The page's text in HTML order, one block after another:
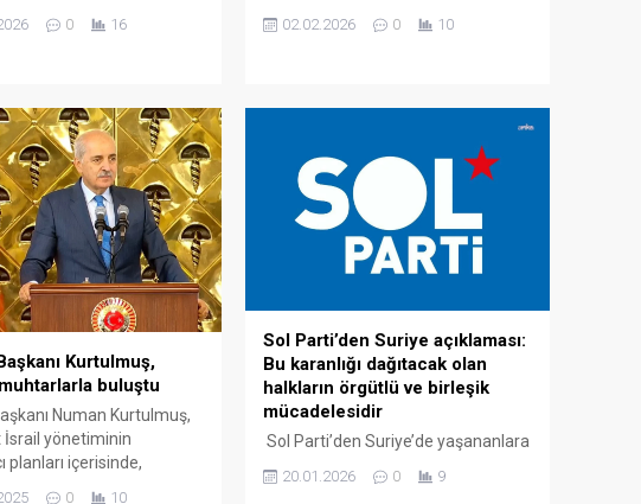
Dışişleri Bakanlığı’nın
İmar ve Kalkınma
Başkanı Odile
Ankara’da kabul
0 16
kaybedenler için afetin 3. yıl
düzenlendi. Kahramanmaraş
merkezli 11 ilde yıkıma neden olan
6 Şubat 2023 depremlerinin 3’üncü
yıl dönümü… Binlerce kişinin
hayatını kaybettiği ve yaralandığı
afete ilişkin kayıp yakınları, bugün
İstanbul Barosu’nda anma
programı düzenledi.
02.02.2026 0 10
Kurtulmuş,
muhtarlarla buluştu
Numan Kurtulmuş,
İsrail yönetiminin
planları içerisinde,
0 10
Sol Parti’den Suriye açıklaması:
Bu karanlığı dağıtacak olan
halkların örgütlü ve birleşik
mücadelesidir
Sol Parti’den Suriye’de yaşananlara
ilişkin olarak yapılan açıklamada,
“SOL Parti; Suriye’de ABD-İsrail
20.01.2026 0 9